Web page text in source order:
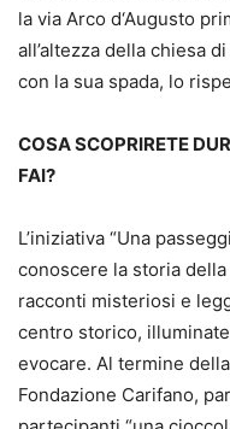
la via Arco d‘Augusto
all’altezza della chiesa
con la sua spada, lo
COSA SCOPRIRETE
FAI?
L’iniziativa “Una
conoscere la storia
racconti misteriosi e
centro storico,
evocare. Al termine
Fondazione Carifano,